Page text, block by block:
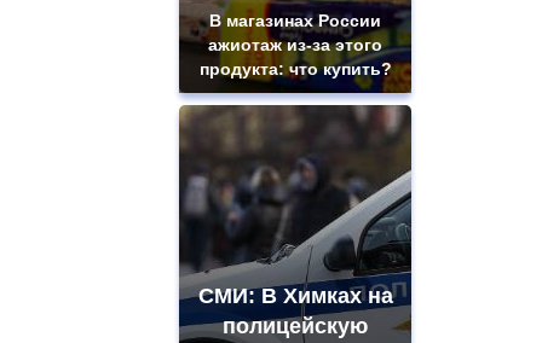
В магазинах России
ажиотаж из-за этого
продукта: что купить?
СМИ: В Химках на
полицейскую